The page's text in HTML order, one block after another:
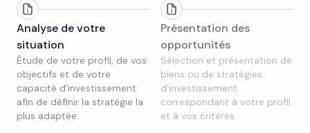
Analyse de votre
situation
Étude de votre profil, de vos
objectifs et de votre
capacité d’investissement
afin de définir la stratégie la
plus adaptée.
Présentation des
opportunités
Sélection et présentation de
biens ou de stratégies
d’investissement
correspondant à votre profil
et à vos critères.